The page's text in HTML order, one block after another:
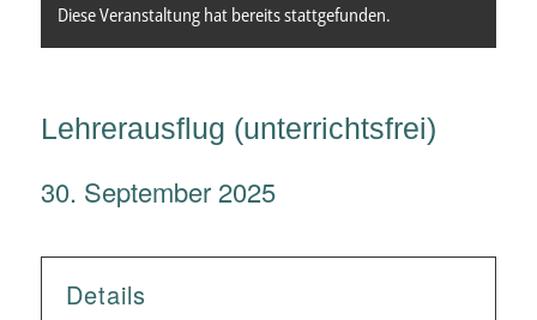
Diese Veranstaltung hat bereits stattgefunden.
Lehrerausflug (unterrichtsfrei)
30. September 2025
Details